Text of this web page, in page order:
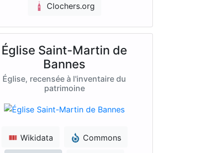
Clochers.org
Église Saint-Martin de
Bannes
Église, recensée à l'inventaire du
patrimoine
Wikidata Commons